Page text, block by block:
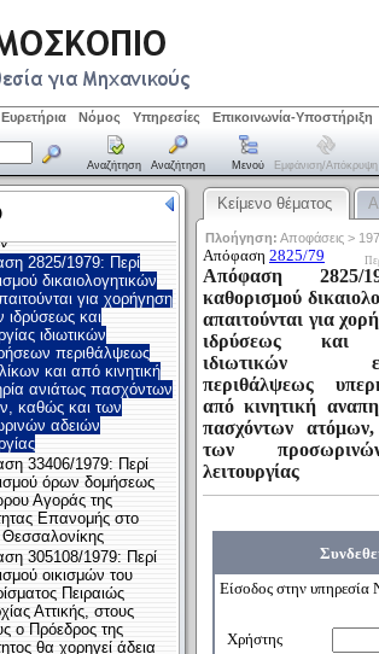
Ευρετήρια Νόμος Υπηρεσίες Επικοινωνία-Υποστήριξη
Αναζήτηση Αναζήτηση Μενού Εμφάνιση/απόκρυψη
Κείμενο θέματος